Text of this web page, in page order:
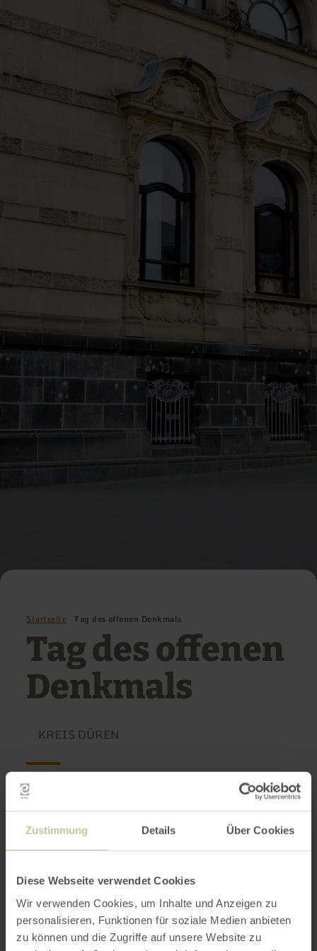
Zustimmung Details Über Cookies
Diese Webseite verwendet Cookies
Wir verwenden Cookies, um Inhalte und Anzeigen zu
personalisieren, Funktionen für soziale Medien anbieten
zu können und die Zugriffe auf unsere Website zu
Startseite Tag des offenen Denkmals
Tag des offenen
Denkmals
KREIS DÜREN
13.09.26
offenen Denkmals bundesweit Türen zu
historischen Bauwerken, Burgen und Kirchen.
Besucher erwartet ein spannender Einblick in
Geschichte, Handwerk und Denkmalpflege für